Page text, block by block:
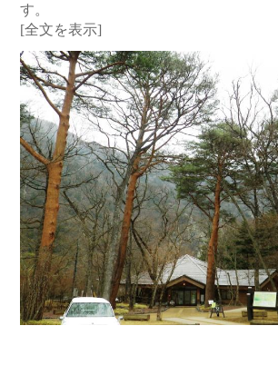
す。
[全文を表示]